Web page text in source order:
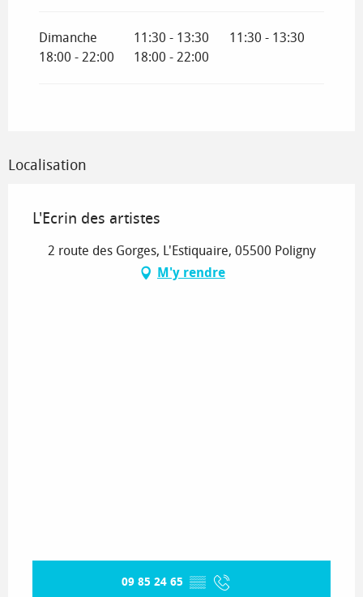
Dimanche 11:30 - 13:30
11:30 - 13:30
18:00 - 22:00
18:00 - 22:00
Localisation
L'Ecrin des artistes
2 route des Gorges, L'Estiquaire, 05500 Poligny
M'y rendre
09 85 24 65 ▒▒